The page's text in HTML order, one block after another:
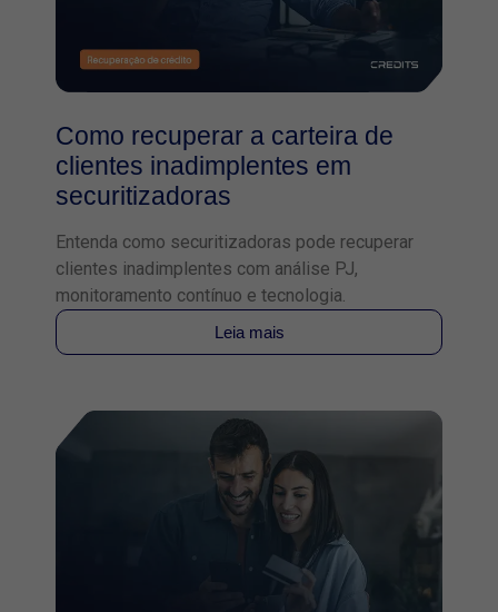
Como recuperar a carteira de
clientes inadimplentes em
securitizadoras
Entenda como securitizadoras pode recuperar
clientes inadimplentes com análise PJ,
monitoramento contínuo e tecnologia.
Leia mais